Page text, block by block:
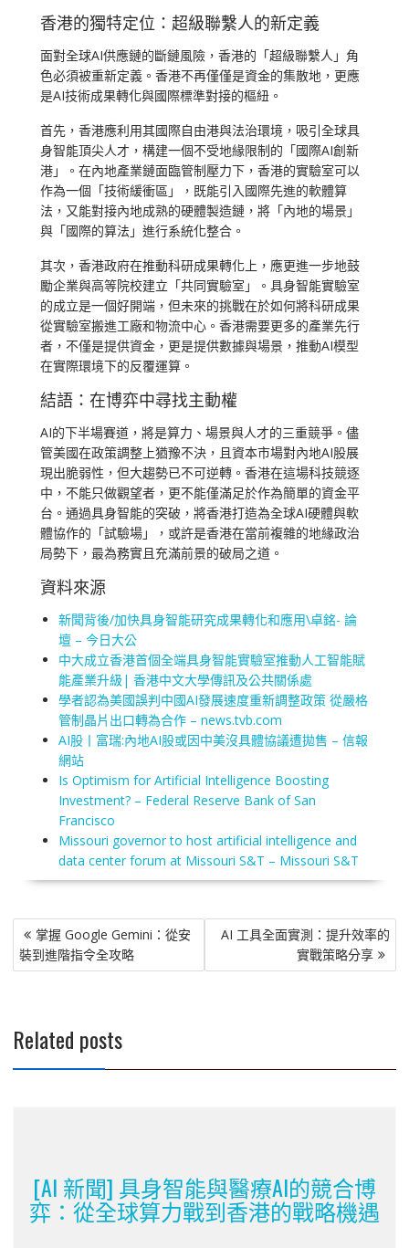
香港的獨特定位：超級聯繫人的新定義
面對全球AI供應鏈的斷鏈風險，香港的「超級聯繫人」角
色必須被重新定義。香港不再僅僅是資金的集散地，更應
是AI技術成果轉化與國際標準對接的樞紐。
首先，香港應利用其國際自由港與法治環境，吸引全球具
身智能頂尖人才，構建一個不受地緣限制的「國際AI創新
港」。在內地產業鏈面臨管制壓力下，香港的實驗室可以
作為一個「技術緩衝區」，既能引入國際先進的軟體算
法，又能對接內地成熟的硬體製造鏈，將「內地的場景」
與「國際的算法」進行系統化整合。
其次，香港政府在推動科研成果轉化上，應更進一步地鼓
勵企業與高等院校建立「共同實驗室」。具身智能實驗室
的成立是一個好開端，但未來的挑戰在於如何將科研成果
從實驗室搬進工廠和物流中心。香港需要更多的產業先行
者，不僅是提供資金，更是提供數據與場景，推動AI模型
在實際環境下的反覆運算。
結語：在博弈中尋找主動權
AI的下半場賽道，將是算力、場景與人才的三重競爭。儘
管美國在政策調整上猶豫不決，且資本市場對內地AI股展
現出脆弱性，但大趨勢已不可逆轉。香港在這場科技競逐
中，不能只做觀望者，更不能僅滿足於作為簡單的資金平
台。通過具身智能的突破，將香港打造為全球AI硬體與軟
體協作的「試驗場」，或許是香港在當前複雜的地緣政治
局勢下，最為務實且充滿前景的破局之道。
資料來源
新聞背後/加快具身智能研究成果轉化和應用\卓銘- 論
壇 – 今日大公
中大成立香港首個全端具身智能實驗室推動人工智能賦
能產業升級| 香港中文大學傳訊及公共關係處
學者認為美國誤判中國AI發展速度重新調整政策 從嚴格
管制晶片出口轉為合作 – news.tvb.com
AI股丨富瑞:內地AI股或因中美沒具體協議遭拋售 – 信報
網站
Is Optimism for Artificial Intelligence Boosting
Investment? – Federal Reserve Bank of San
Francisco
Missouri governor to host artificial intelligence and
data center forum at Missouri S&T – Missouri S&T
文
章
導
掌握 Google Gemini：從安
裝到進階指令全攻略
AI 工具全面實測：提升效率的
實戰策略分享
Related posts
[AI 新聞] 具身智能與醫療AI的競合博
弈：從全球算力戰到香港的戰略機遇